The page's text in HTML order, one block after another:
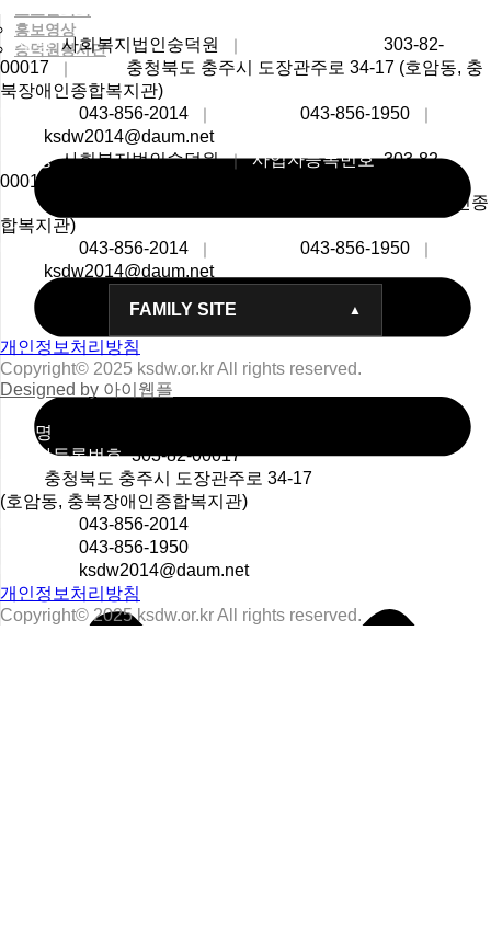
홍보영상
숭덕원봉사단
상호명사회복지법인숭덕원 ｜
303-82-
00017
｜
충청북도 충주시 도장관주로 34-17 (호암동, 충
북장애인종합복지관)
043-856-2014 ｜ 043-856-1950 ｜
ksdw2014@daum.net
상호명사회복지법인숭덕원 ｜ 사업자등록번호303-82-
00017
주소충청북도 충주시 도장관주로 34-17 (호암동, 충북장애인종
합복지관)
043-856-2014 ｜ 043-856-1950 ｜
ksdw2014@daum.net
FAMILY SITE
개인정보처리방침
Copyright© 2025 ksdw.or.kr All rights reserved.
Designed by 아이웹플
상호명
사업자등록번호303-82-00017
충청북도 충주시 도장관주로 34-17
(호암동, 충북장애인종합복지관)
043-856-2014
043-856-1950
ksdw2014@daum.net
개인정보처리방침
Copyright© 2025 ksdw.or.kr All rights reserved.